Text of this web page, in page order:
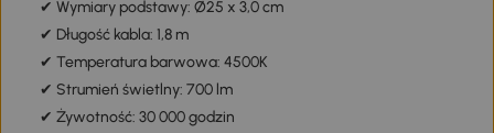
✔ Wymiary podstawy: Ø25 x 3,0 cm
✔ Długość kabla: 1,8 m
✔ Temperatura barwowa: 4500K
✔ Strumień świetlny: 700 lm
✔ Żywotność: 30 000 godzin